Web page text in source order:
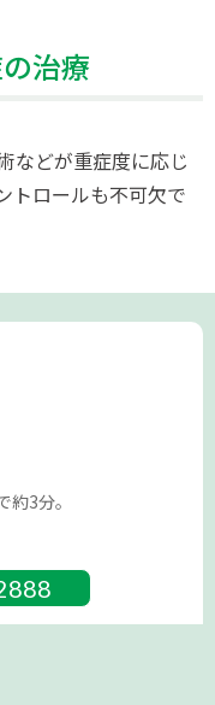
治療
などが重症度に応じ
トロールも不可欠で
3分。